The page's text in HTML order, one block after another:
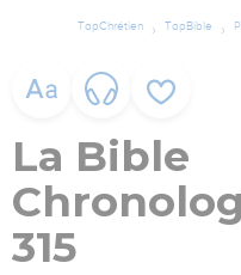
TopChrétien TopBible
La Bible
315